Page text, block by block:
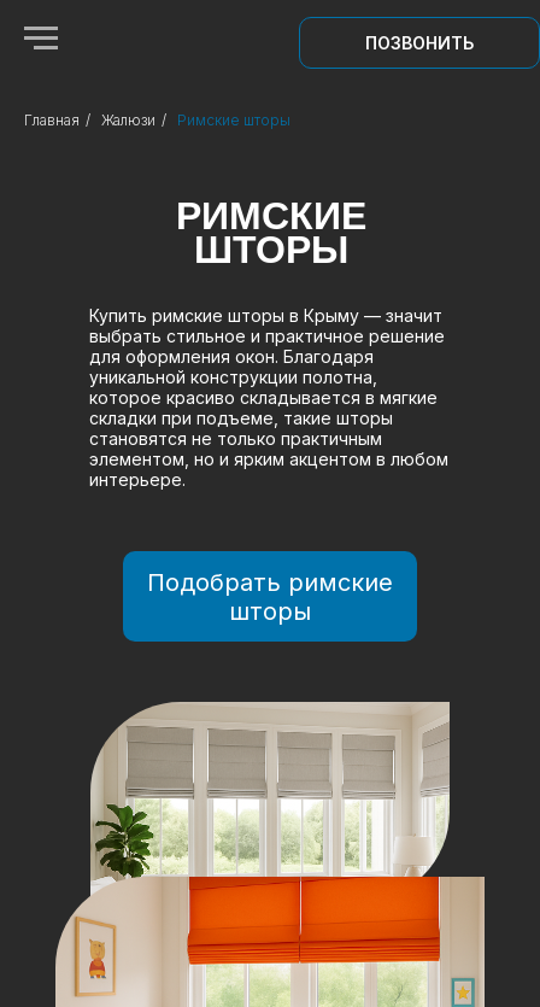
ПОЗВОНИТЬ
Главная / Жалюзи / Римские шторы
РИМСКИЕ
ШТОРЫ
Купить римские шторы в Крыму — значит
выбрать стильное и практичное решение
для оформления окон. Благодаря
уникальной конструкции полотна,
которое красиво складывается в мягкие
складки при подъеме, такие шторы
становятся не только практичным
элементом, но и ярким акцентом в любом
интерьере.
Подобрать римские
шторы